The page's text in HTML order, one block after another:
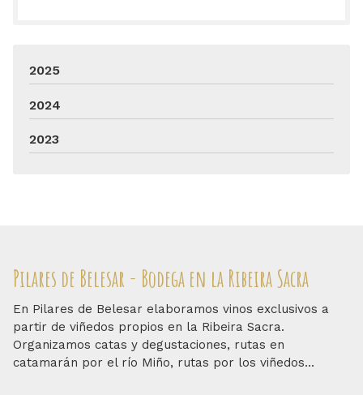
2025
2024
2023
Pilares de Belesar - Bodega en la Ribeira Sacra
En Pilares de Belesar elaboramos vinos exclusivos a
partir de viñedos propios en la Ribeira Sacra.
Organizamos catas y degustaciones, rutas en
catamarán por el río Miño, rutas por los viñedos...